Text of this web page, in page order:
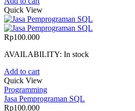
Quick View
Rp100.000
AVAILABILITY: In stock
Add to cart
Quick View
Programming
Jasa Pemprograman SQL
Rp100.000